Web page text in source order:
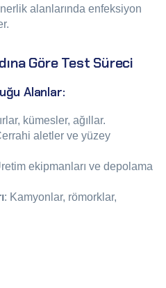
alanlarında enfeksiyon
Göre Test Süreci
Alanlar:
kümesler, ağıllar.
aletler ve yüzey
ekipmanları ve depolama
: Kamyonlar, römorklar,